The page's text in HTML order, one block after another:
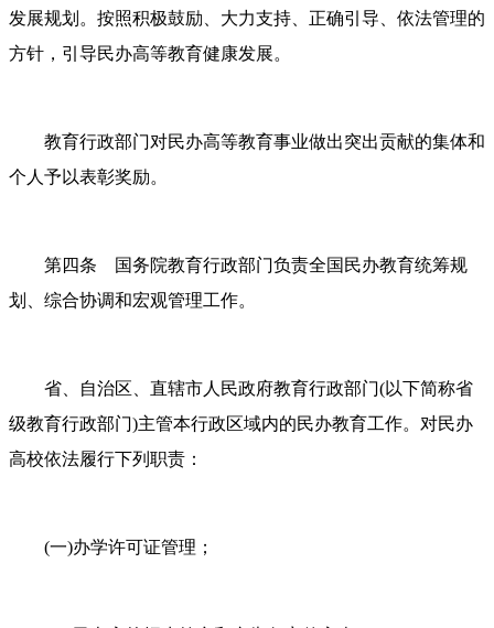
发展规划。按照积极鼓励、大力支持、正确引导、依法管理的
方针，引导民办高等教育健康发展。
教育行政部门对民办高等教育事业做出突出贡献的集体和
个人予以表彰奖励。
第四条 国务院教育行政部门负责全国民办教育统筹规
划、综合协调和宏观管理工作。
省、自治区、直辖市人民政府教育行政部门(以下简称省
级教育行政部门)主管本行政区域内的民办教育工作。对民办
高校依法履行下列职责：
(一)办学许可证管理；